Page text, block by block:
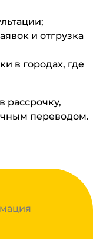
и отгрузка
в городах, где
рассрочку,
переводом.